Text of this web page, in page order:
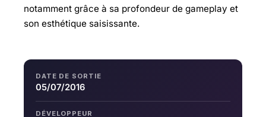
notamment grâce à sa profondeur de gameplay et
son esthétique saisissante.
DATE DE SORTIE
05/07/2016
DÉVELOPPEUR